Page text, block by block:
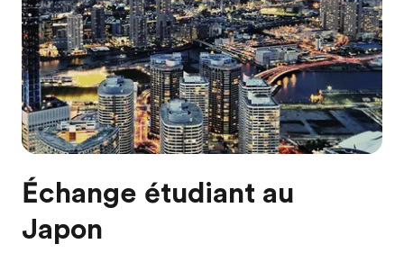
Qui sommes-nous ?
EF recrute
Rejoignez nos équipes
Échange étudiant au
Japon